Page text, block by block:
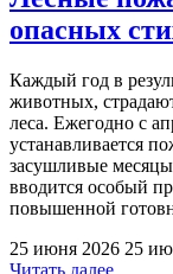
опасных
Каждый год в
животных,
леса. Ежегодно с
устанавливается
засушливые
вводится особый
повышенной
25 июня 2026 25
Читать далее"Лесные